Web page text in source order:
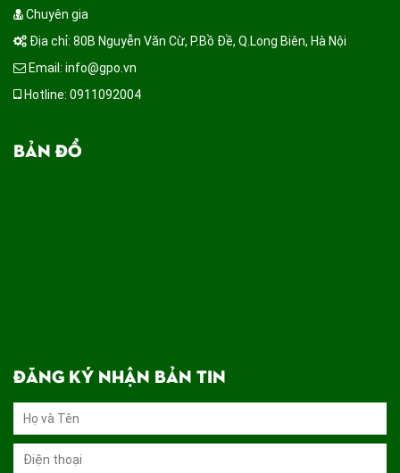
Chuyên gia
Địa chỉ: 80B Nguyễn Văn Cừ, P.Bồ Đề, Q.Long Biên, Hà Nội
Email: info@gpo.vn
Hotline: 0911092004
BẢN ĐỒ
ĐĂNG KÝ NHẬN BẢN TIN